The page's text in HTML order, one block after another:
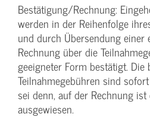
Bestätigung­/Rechnung:
werden in der Reihenfolge
und durch Übersendung einer
Rechnung über die
geeigneter Form bestätigt. Die
Teilnahmegebühren sind
sei denn, auf der Rechnung
ausgewiesen.